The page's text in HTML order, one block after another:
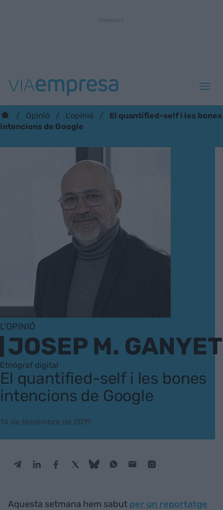
Opinió L'opinió
El quantified-self i les bones
intencions de Google
L'OPINIÓ
JOSEP M. GANYET
Etnògraf digital
El quantified-self i les bones
intencions de Google
14 de Novembre de 2019
Aquesta setmana hem sabut per un reportatge